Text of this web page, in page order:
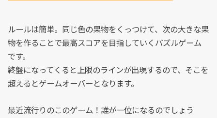
ルールは簡単。同じ色の果物をくっつけて、次の大きな果
物を作ることで最高スコアを目指していくパズルゲーム
です。
終盤になってくると上限のラインが出現するので、そこを
超えるとゲームオーバーとなります。
最近流行りのこのゲーム！誰が一位になるのでしょう